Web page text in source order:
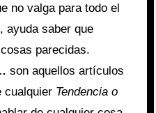
no valga para todo el
ayuda saber que
parecidas.
son aquellos artículos
cualquier Tendencia o